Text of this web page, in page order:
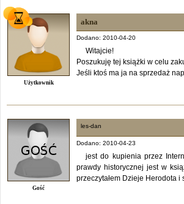
Użytkownik
akna
Dodano: 2010-04-20
Witajcie!
Poszukuję tej książki w celu
Jeśli ktoś ma ja na sprzedaż
Gość
les-dan
Dodano: 2010-04-23
jest do kupienia przez
prawdy historycznej jest w
przeczytałem Dzieje Herodota i